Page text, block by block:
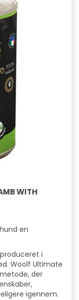
WITH
en
i
Woolf Ultimate
der
igennem.